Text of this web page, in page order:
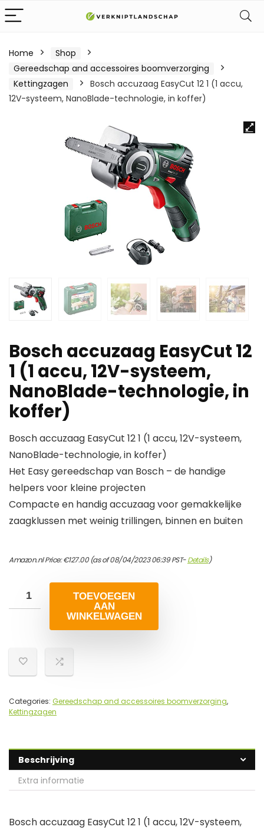
Home
Shop
Gereedschap and accessoires boomverzorging
Kettingzagen
Bosch accuzaag EasyCut 12 1 (1 accu,
12V-systeem, NanoBlade-technologie, in koffer)
Bosch accuzaag EasyCut 12
1 (1 accu, 12V-systeem,
NanoBlade-technologie, in
koffer)
Bosch accuzaag EasyCut 12 1 (1 accu, 12V-systeem,
NanoBlade-technologie, in koffer)
Het Easy gereedschap van Bosch – de handige
helpers voor kleine projecten
Compacte en handig accuzaag voor gemakkelijke
zaagklussen met weinig trillingen, binnen en buiten
Amazon.nl Price:€127.00(as of 08/04/2023 06:39 PST-Details)
TOEVOEGEN
AAN
WINKELWAGEN
Categories: Gereedschap and accessoires boomverzorging,
Kettingzagen
Beschrijving
Extra informatie
Bosch accuzaag EasyCut 12 1 (1 accu, 12V-systeem,